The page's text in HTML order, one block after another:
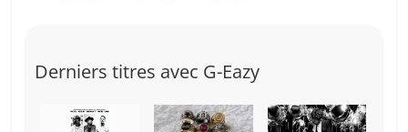
e p s
A
y
Li
g
er
Derniers titres avec G-Eazy